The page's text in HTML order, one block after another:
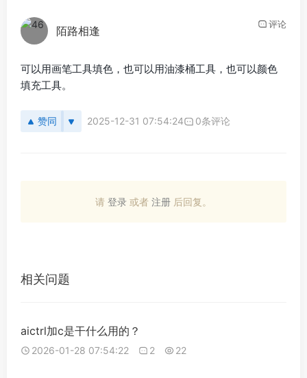
陌路相逢 评论
可以用画笔工具填色，也可以用油漆桶工具，也可以颜色
填充工具。
赞同 2025-12-31 07:54:24 0条评论
请 登录 或者 注册 后回复。
相关问题
aictrl加c是干什么用的？
2026-01-28 07:54:22 2 22